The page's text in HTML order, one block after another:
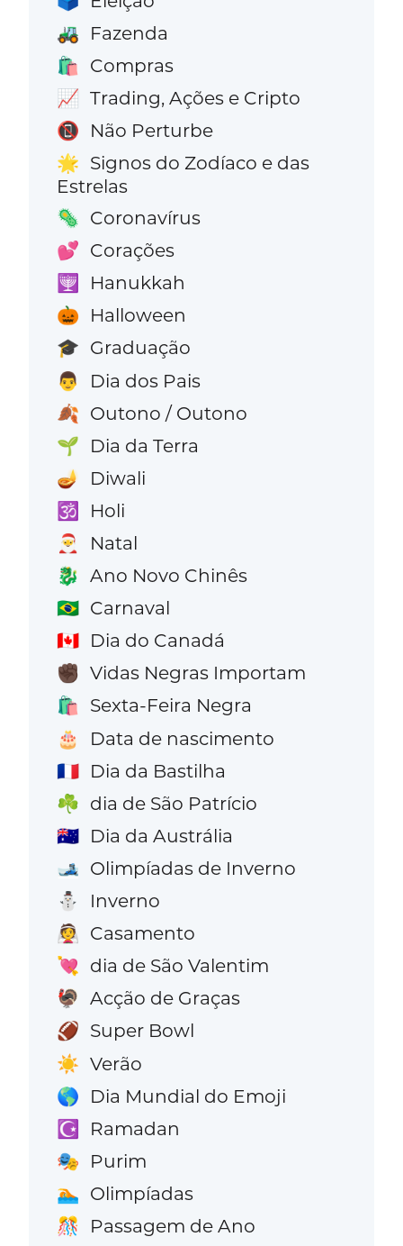
🚜 Fazenda
🛍️ Compras
📈 Trading, Ações e Cripto
📵 Não Perturbe
🌟 Signos do Zodíaco e das
Estrelas
🦠 Coronavírus
💕 Corações
🕎 Hanukkah
🎃 Halloween
🎓 Graduação
👨 Dia dos Pais
🍂 Outono / Outono
🌱 Dia da Terra
🪔 Diwali
🕉️ Holi
🎅 Natal
🐉 Ano Novo Chinês
🇧🇷 Carnaval
🇨🇦 Dia do Canadá
✊🏿 Vidas Negras Importam
🛍️ Sexta-Feira Negra
🎂 Data de nascimento
🇫🇷 Dia da Bastilha
☘️ dia de São Patrício
🇦🇺 Dia da Austrália
🎿 Olimpíadas de Inverno
⛄ Inverno
👰 Casamento
💘 dia de São Valentim
🦃 Acção de Graças
🏈 Super Bowl
☀️ Verão
🌎 Dia Mundial do Emoji
☪️ Ramadan
🎭 Purim
🏊 Olimpíadas
🎊 Passagem de Ano